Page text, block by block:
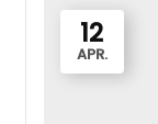
12
APR.